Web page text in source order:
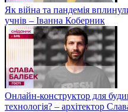
Як війна та пандемія
учнів – Іванна Коберник
Онлайн-конструктор для
технологія? – архітектор